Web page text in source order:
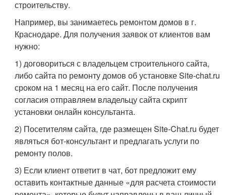
строительству.
Например, вы занимаетесь ремонтом домов в г.
Краснодаре. Для получения заявок от клиентов вам
нужно:
1) договориться с владельцем строительного сайта,
либо сайта по ремонту домов об установке Site-chat.ru
сроком на 1 месяц на его сайт. После получения
согласия отправляем владельцу сайта скрипт
установки онлайн консультанта.
2) Посетителям сайта, где размещен Site-Chat.ru будет
являться бот-консультант и предлагать услуги по
ремонту полов.
3) Если клиент ответит в чат, бот предложит ему
оставить контактные данные «для расчета стоимости